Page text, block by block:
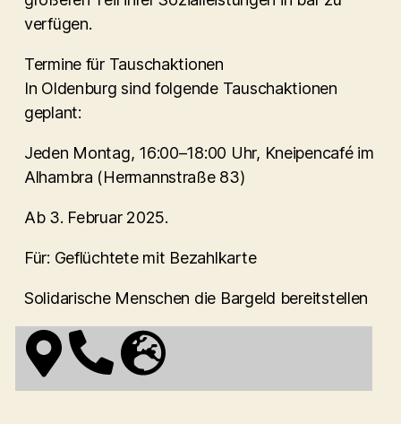
verfügen.
Termine für Tauschaktionen
In Oldenburg sind folgende Tauschaktionen
geplant:
Jeden Montag, 16:00–18:00 Uhr, Kneipencafé im
Alhambra (Hermannstraße 83)
Ab 3. Februar 2025.
Für: Geflüchtete mit Bezahlkarte
Solidarische Menschen die Bargeld bereitstellen